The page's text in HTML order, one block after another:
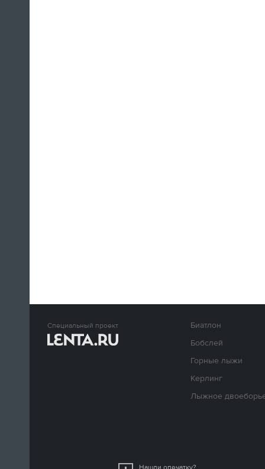
Специальный проект
Биатлон
Бобслей
Горные лыжи
Керлинг
Лыжное